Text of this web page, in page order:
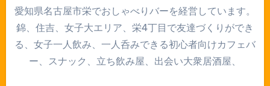
愛知県名古屋市栄でおしゃべりバーを経営しています。
錦、住吉、女子大エリア、栄4丁目で友達づくりができ
る、女子一人飲み、一人呑みできる初心者向けカフェバ
ー、スナック、立ち飲み屋、出会い大衆居酒屋、